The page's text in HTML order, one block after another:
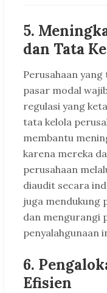
5.
dan Tata
Perusahaan
pasar modal
regulasi yang
tata kelola
membantu
karena mereka
perusahaan
diaudit secara
juga mendukung
dan mengurangi
penyalahgunaan
6.
Efisien